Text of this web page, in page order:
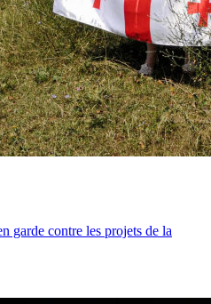
garde contre les projets de la